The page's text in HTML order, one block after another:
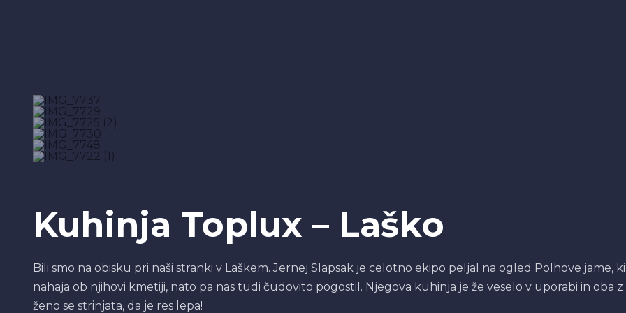
Kuhinja Toplux – Laško
Bili smo na obisku pri naši stranki v Laškem. Jernej Slapsak je celotno ekipo peljal na ogled Polhove jame, ki
nahaja ob njihovi kmetiji, nato pa nas tudi čudovito pogostil. Njegova kuhinja je že veselo v uporabi in oba z
ženo se strinjata, da je res lepa!